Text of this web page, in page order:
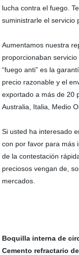
lucha contra el fuego.
suministrarle el servicio
Aumentamos nuestra
proporcionaban
“fuego anti” es la
precio razonable y el
exportado a más de 20
Australia, Italia, Medio
Si usted ha interesado
con por favor para más
de la contestación
preciosos vengan de,
mercados.
Boquilla interna de
Cemento refractario